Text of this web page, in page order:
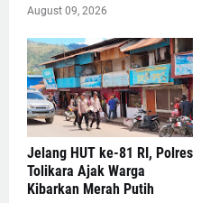
August 09, 2026
Jelang HUT ke-81 RI, Polres
Tolikara Ajak Warga
Kibarkan Merah Putih